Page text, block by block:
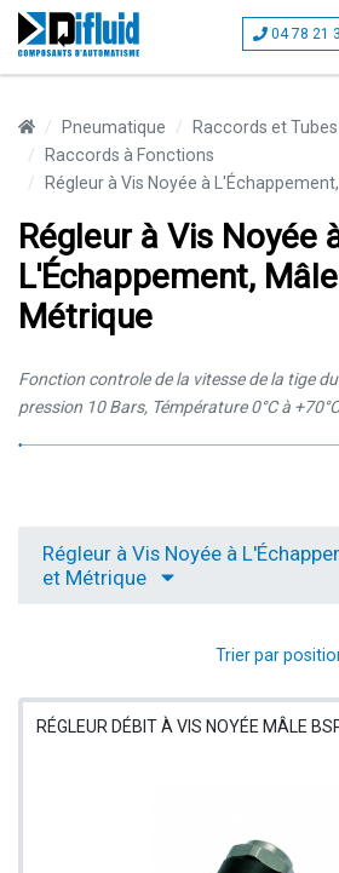
04 78 21
Pneumatique
Raccords et
Raccords à Fonctions
Régleur à Vis Noyée à
Régleur à Vis Noyée
L'Échappement,
Métrique
Fonction controle de la vitesse de la tige
pression 10 Bars, Témpérature 0°C à
Régleur à Vis Noyée à
et Métrique
Trier par
RÉGLEUR DÉBIT À VIS NOYÉE MÂLE